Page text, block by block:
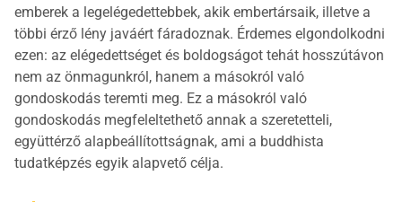
emberek a legelégedettebbek, akik embertársaik, illetve a
többi érző lény javáért fáradoznak. Érdemes elgondolkodni
ezen: az elégedettséget és boldogságot tehát hosszútávon
nem az önmagunkról, hanem a másokról való
gondoskodás teremti meg. Ez a másokról való
gondoskodás megfeleltethető annak a szeretetteli,
együttérző alapbeállítottságnak, ami a buddhista
tudatképzés egyik alapvető célja.